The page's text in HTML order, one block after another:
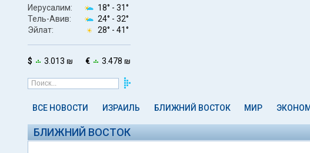
Иерусалим: 18° - 31°
Тель-Авив:
24° - 32°
Эйлат:
28° - 41°
$ 3.013 ₪ € 3.478 ₪
ВСЕ НОВОСТИ ИЗРАИЛЬ БЛИЖНИЙ ВОСТОК МИР
БЛИЖНИЙ ВОСТОК